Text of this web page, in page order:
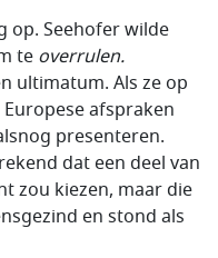
op. Seehofer wilde
te overrulen.
ultimatum. Als ze op
afspraken
presenteren.
dat een deel van
zou kiezen, maar die
en stond als